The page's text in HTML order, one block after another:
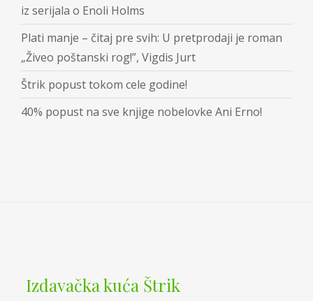
iz serijala o Enoli Holms
Plati manje – čitaj pre svih: U pretprodaji je roman
„Živeo poštanski rog!”, Vigdis Jurt
Štrik popust tokom cele godine!
40% popust na sve knjige nobelovke Ani Erno!
Izdavačka kuća Štrik